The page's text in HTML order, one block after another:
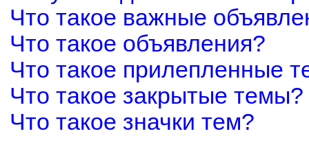
Что такое важные
Что такое объявления?
Что такое прилепленные
Что такое закрытые темы?
Что такое значки тем?